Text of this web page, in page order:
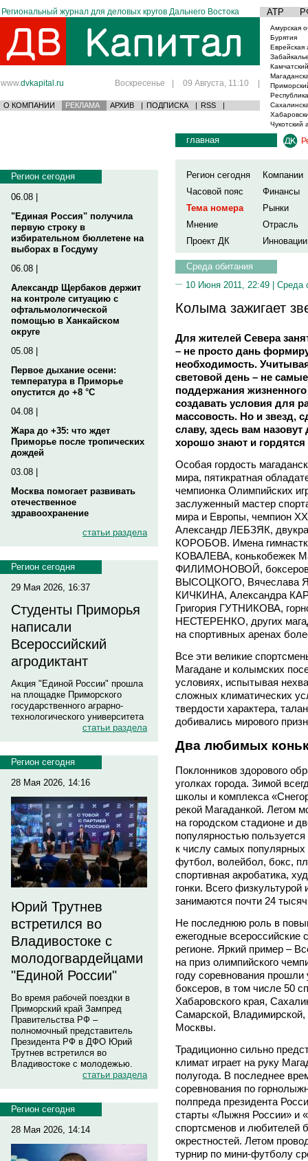
Региональный журнал для деловых кругов Дальнего Востока АТР
www.dvkapital.ru Воскресенье | 09 Августа, 11:10 |
О КОМПАНИИ РЕКЛАМА АРХИВ | ПОДПИСКА | RSS |
Амурская
Бурятия
Еврейская
Чукотский
Регион сегодня
06.08 |
"Единая Россия" получила
первую строку в
избирательном бюллетене на
выборах в Госдуму
06.08 |
Александр Щербаков держит
на контроле ситуацию с
офтальмологической
помощью в Ханкайском
округе
05.08 |
Первое дыхание осени:
температура в Приморье
опустится до +8 °C
04.08 |
Жара до +35: что ждет
Приморье после тропических
дождей
03.08 |
Москва помогает развивать
отечественное
здравоохранение
статьи раздела
Регион сегодня
29 Мая 2026, 16:37
Студенты Приморья
написали
Всероссийский
агродиктант
Акция "Единой России" прошла
на площадке Приморского
государственного аграрно-
технологического университета
статьи раздела
Регион сегодня
28 Мая 2026, 14:16
Юрий Трутнев
встретился во
Владивостоке с
молодогвардейцами
"Единой России"
Во время рабочей поездки в
Приморский край Зампред
Правительства РФ –
полномочный представитель
Президента РФ в ДФО Юрий
Трутнев встретился во
Владивостоке с молодежью.
статьи раздела
Регион сегодня
28 Мая 2026, 14:14
главная
Регион сегодня
Компании
Часовой пояс
Финансы
Тема номера
Рынки
Мнение
Отрасль
Проект ДК
Инновации
Среда обитания
10 Июня 2011, 22:49 | Среда
Колыма зажигает
Для жителей Севера
– не просто дань
необходимость.
световой день – не
поддержания
создавать условия для
массовость. Но и звезд,
славу, здесь вам
хорошо знают и
Особая гордость
мира, пятикратная
чемпионка Олимпийских
заслуженный мастер
мира и Европы, чемпион
Александр ЛЕБЗЯК,
КОРОБОВ. Имена
КОВАЛЕВА,
ФИЛИМОНОВОЙ, боксеров
ВЫСОЦКОГО, Вячеслава
КИЧКИНА, Александра
Григория ГУТНИКОВА,
НЕСТЕРЕНКО, других
на спортивных аренах
Все эти великие
Магадане и колымских
условиях, испытывая
сложных климатических
твердости характера,
добивались мирового
Два любимых
Поклонников здорового
уголках города. Зимой
школы и комплекса
рекой Магаданкой. Летом
на городском стадионе и
популярностью
к числу самых
футбол, волейбол, бокс,
спортивная акробатика,
гонки. Всего физкультурой
занимаются почти 24
Не последнюю роль в
ежегодные всероссийские
регионе. Яркий пример –
на приз олимпийского
году соревнования
боксеров, в том числе 50
Хабаровского края,
Самарской, Владимирской,
Москвы.
Традиционно сильно
климат играет на руку
полугода. В последнее
соревнования по
полпреда президента
старты «Лыжня России» и
спортсменов и любителей
окрестностей. Летом
турнир по мини-футболу